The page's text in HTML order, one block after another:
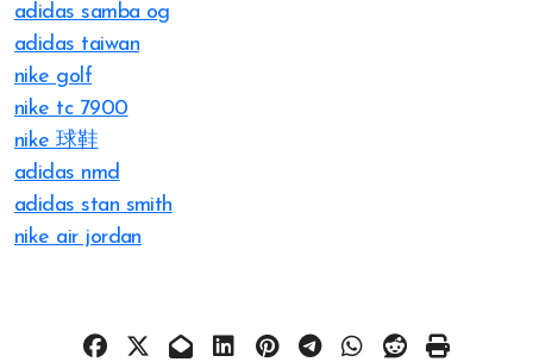
adidas samba og
adidas taiwan
nike golf
nike tc 7900
nike 球鞋
adidas nmd
adidas stan smith
nike air jordan